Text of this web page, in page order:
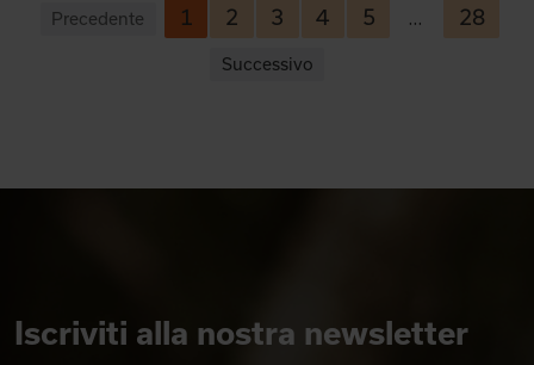
Precedente 1 2 3 4 5 … 28
Successivo
Iscriviti alla nostra newsletter